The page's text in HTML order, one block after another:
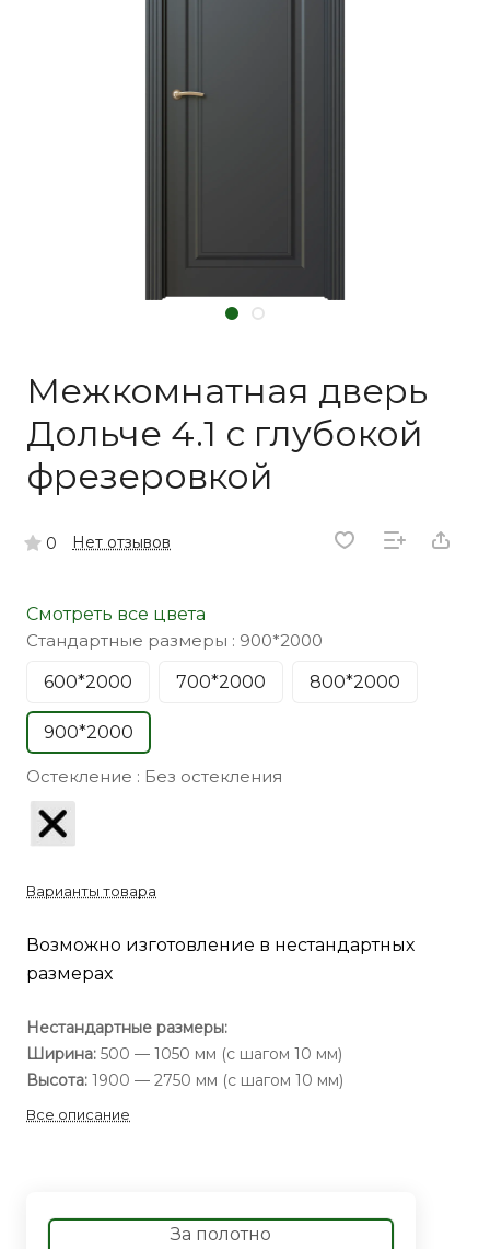
Межкомнатная дверь
Дольче 4.1 с глубокой
фрезеровкой
0 Нет отзывов
Смотреть все цвета
Стандартные размеры : 900*2000
600*2000
700*2000 800*2000
900*2000
Остекление : Без остекления
Варианты товара
Возможно изготовление в нестандартных
размерах
Нестандартные размеры:
Ширина: 500 — 1050 мм (с шагом 10 мм)
Высота: 1900 — 2750 мм (с шагом 10 мм)
Все описание
За полотно